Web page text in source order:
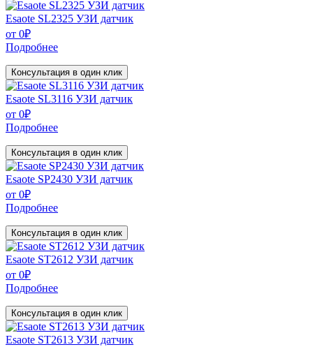
Esaote SL2325 УЗИ датчик
от 0₽
Подробнее
Консультация в один клик
Esaote SL3116 УЗИ датчик
от 0₽
Подробнее
Консультация в один клик
Esaote SP2430 УЗИ датчик
от 0₽
Подробнее
Консультация в один клик
Esaote ST2612 УЗИ датчик
от 0₽
Подробнее
Консультация в один клик
Esaote ST2613 УЗИ датчик